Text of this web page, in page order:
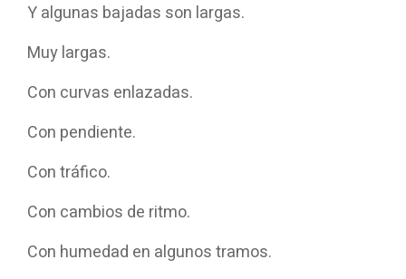
Y algunas bajadas son largas.
Muy largas.
Con curvas enlazadas.
Con pendiente.
Con tráfico.
Con cambios de ritmo.
Con humedad en algunos tramos.